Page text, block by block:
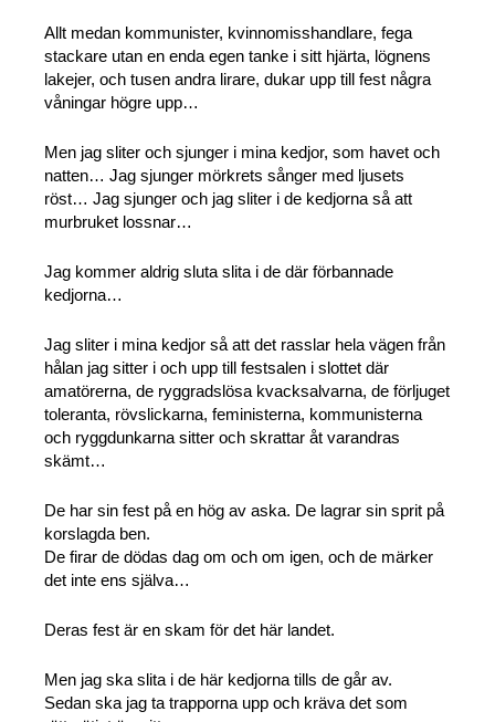
Allt medan kommunister, kvinnomisshandlare, fega
stackare utan en enda egen tanke i sitt hjärta, lögnens
lakejer, och tusen andra lirare, dukar upp till fest några
våningar högre upp…
Men jag sliter och sjunger i mina kedjor, som havet och
natten… Jag sjunger mörkrets sånger med ljusets
röst… Jag sjunger och jag sliter i de kedjorna så att
murbruket lossnar…
Jag kommer aldrig sluta slita i de där förbannade
kedjorna…
Jag sliter i mina kedjor så att det rasslar hela vägen från
hålan jag sitter i och upp till festsalen i slottet där
amatörerna, de ryggradslösa kvacksalvarna, de förljuget
toleranta, rövslickarna, feministerna, kommunisterna
och ryggdunkarna sitter och skrattar åt varandras
skämt…
De har sin fest på en hög av aska. De lagrar sin sprit på
korslagda ben.
De firar de dödas dag om och om igen, och de märker
det inte ens själva…
Deras fest är en skam för det här landet.
Men jag ska slita i de här kedjorna tills de går av.
Sedan ska jag ta trapporna upp och kräva det som